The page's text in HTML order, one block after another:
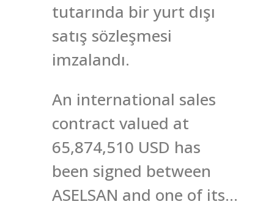
tutarında bir yurt dışı
satış sözleşmesi
imzalandı.
An international sales
contract valued at
65,874,510 USD has
been signed between
ASELSAN and one of its…